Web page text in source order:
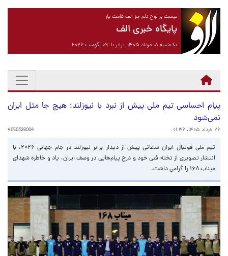
نیست بر لوح دلم جز الف قامت یار
پایگاه خبری الف
یک‌شنبه ۱۸ مرداد ۱۴۰۵ برابر با ۰۹ آگوست ۲۰۲۶
پیام احساسی تیم ملی پیش از نبرد با نیوزلند؛ هیچ جا مثل ایران
نمی‌شود
۲۶ خرداد ۱۴۰۵، ۰۱:۴۶ 4050326004
تیم ملی فوتبال ایران ساعاتی پیش از دیدار برابر نیوزلند در جام جهانی ۲۰۲۶، با
انتشار تصویری از تخته فنی خود و درج پیام‌هایی در وصف ایران، یاد و خاطره شهدای
میناب ۱۶۸ را گرامی داشت.